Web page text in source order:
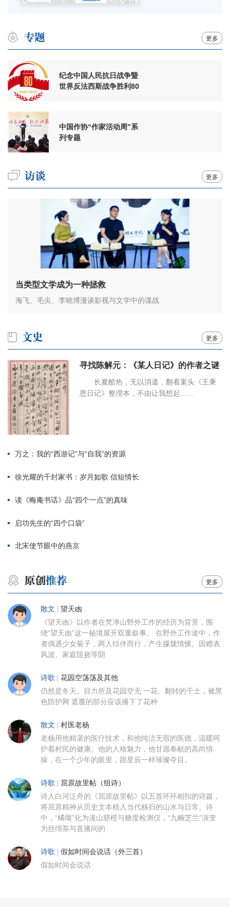
更多
纪念中国人民抗日战争暨
世界反法西斯战争胜利80
中国作协“作家活动周”系
列专题
更多
当类型文学成为一种拯救
海飞、毛尖、李晓博漫谈影视与文学中的谍战
更多
寻找陈解元：《某人日记》的作者之谜
长夏酷热，无以消遣，翻看案头《王秉
恩日记》整理本，不由让我想起……
万之：我的“西游记”与“自我”的资源
徐光耀的千封家书：岁月如歌 信短情长
读《晦庵书话》品“四个一点”的真味
启功先生的“四个口袋”
北宋使节眼中的燕京
更多
散文 | 望天凼
《望天凼》以作者在梵净山野外工作的经历为背景，围
绕“望天凼”这一秘境展开双重叙事。 在野外工作途中，作
者偶遇少女菊子，两人结伴而行，产生朦胧情愫。因赠表
风波、家庭阻挠等阴
诗歌 | 花园空荡荡及其他
仍然是冬天。目力所及花园空无 一花。翻转的干土，被黑
色防护网 遮覆的部分应该播下了花种
散文 | 村医老杨
老杨用他精湛的医疗技术，和他纯洁无瑕的医德，温暖呵
护着村民的健康。他的人格魅力，他甘愿奉献的高尚情
操，在一个少年的眼里，跟星辰一样璀璨夺目。
诗歌 | 屈原故里帖（组诗）
诗人白河泛舟的《屈原故里帖》以五首环环相扣的诗篇，
将屈原精神从历史文本植入当代秭归的山水与日常。诗
中，“橘颂”化为漫山脐橙与糖度检测仪，“九畹芝兰”演变
为丝绵茶与直播间的
诗歌 | 假如时间会说话（外三首）
假如时间会说话